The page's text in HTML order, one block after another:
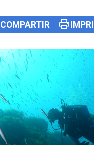
COMPARTIR print